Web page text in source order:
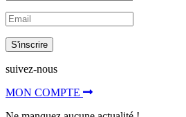
S'inscrire
suivez-nous
MON COMPTE